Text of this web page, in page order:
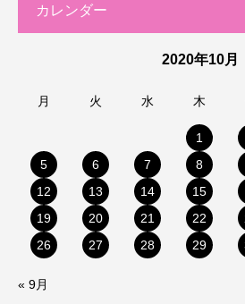
カレンダー
2020年10月
月 火 水 木
1
5
6 7 8
12
13 14 15
19
20 21 22
26
27 28 29
« 9月